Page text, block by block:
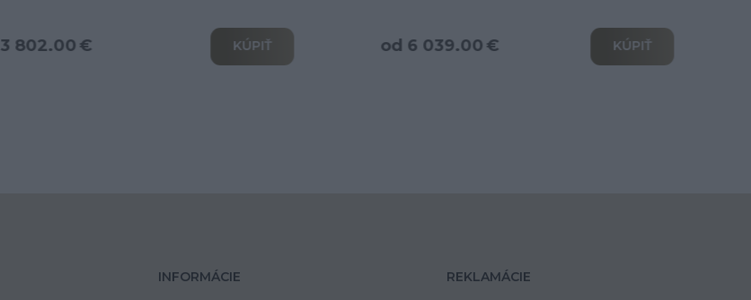
od 6 039.00 € KÚPIŤ od 3 466.00 € KÚPIŤ
INFORMÁCIE REKLAMÁCIE